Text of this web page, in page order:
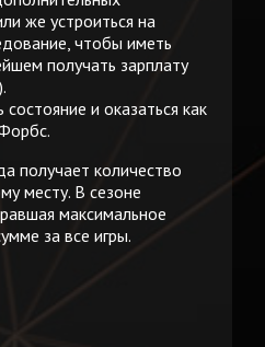
же устроиться на
чтобы иметь
получать зарплату
и оказаться как
получает количество
месту. В сезоне
максимальное
за все игры.